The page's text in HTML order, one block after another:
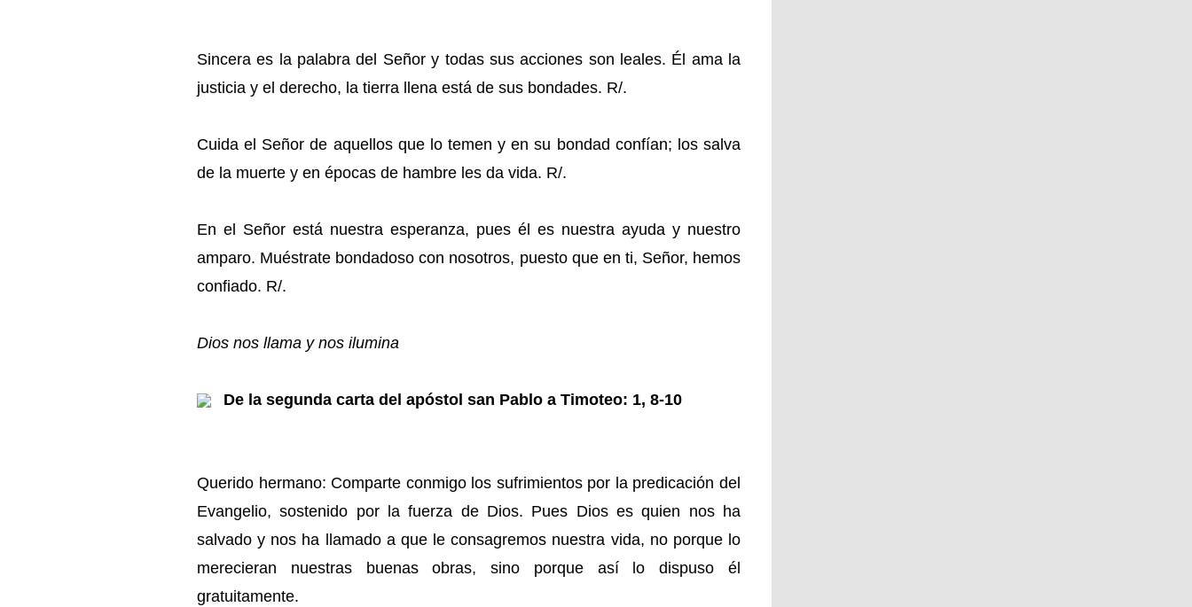
Sincera es la palabra del Señor y todas sus acciones son leales. Él ama la
justicia y el derecho, la tierra llena está de sus bondades. R/.
Cuida el Señor de aquellos que lo temen y en su bondad confían; los salva
de la muerte y en épocas de hambre les da vida. R/.
En el Señor está nuestra esperanza, pues él es nuestra ayuda y nuestro
amparo. Muéstrate bondadoso con nosotros, puesto que en ti, Señor, hemos
confiado. R/.
Dios nos llama y nos ilumina
De la segunda carta del apóstol san Pablo a Timoteo: 1, 8-10
Querido hermano: Comparte conmigo los sufrimientos por la predicación del
Evangelio, sostenido por la fuerza de Dios. Pues Dios es quien nos ha
salvado y nos ha llamado a que le consagremos nuestra vida, no porque lo
merecieran nuestras buenas obras, sino porque así lo dispuso él
gratuitamente.